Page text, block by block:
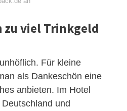
zu viel Trinkgeld
Für kleine
als Dankeschön eine
anbieten. Im Hotel
und